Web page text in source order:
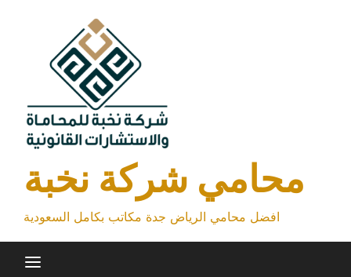
محامي شركة نخبة
افضل محامي الرياض جدة مكاتب بكامل السعودية